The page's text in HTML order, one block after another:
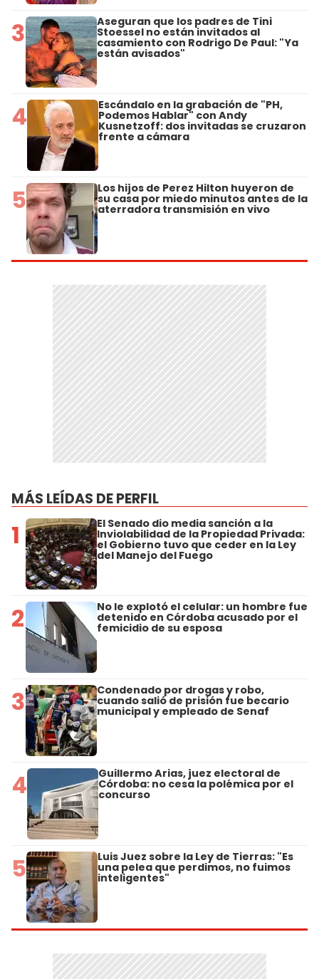
3 Aseguran que los padres de Tini
Stoessel no están invitados al
casamiento con Rodrigo De Paul: "Ya
están avisados"
4 Escándalo en la grabación de "PH,
Podemos Hablar" con Andy
Kusnetzoff: dos invitadas se cruzaron
frente a cámara
5 Los hijos de Perez Hilton huyeron de
su casa por miedo minutos antes de la
aterradora transmisión en vivo
MÁS LEÍDAS DE PERFIL
1 El Senado dio media sanción a la
Inviolabilidad de la Propiedad Privada:
el Gobierno tuvo que ceder en la Ley
del Manejo del Fuego
2 No le explotó el celular: un hombre fue
detenido en Córdoba acusado por el
femicidio de su esposa
3 Condenado por drogas y robo,
cuando salió de prisión fue becario
municipal y empleado de Senaf
4 Guillermo Arias, juez electoral de
Córdoba: no cesa la polémica por el
concurso
5 Luis Juez sobre la Ley de Tierras: "Es
una pelea que perdimos, no fuimos
inteligentes"